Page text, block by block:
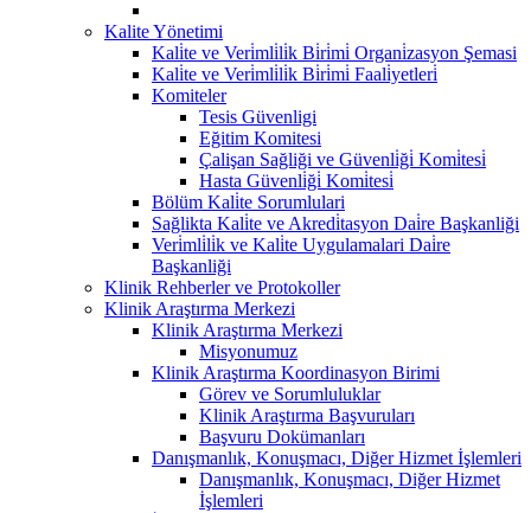
Kalite Yönetimi
Kali̇te ve Veri̇mli̇li̇k Bi̇ri̇mi̇ Organi̇zasyon Şemasi
Kali̇te ve Veri̇mli̇li̇k Bi̇ri̇mi̇ Faali̇yetleri̇
Komiteler
Tesis Güvenligi
Eğitim Komitesi
Çalişan Sağliği ve Güvenli̇ği̇ Komi̇tesi̇
Hasta Güvenli̇ği̇ Komi̇tesi̇
Bölüm Kali̇te Sorumlulari
Sağlikta Kali̇te ve Akredi̇tasyon Dai̇re Başkanliği
Veri̇mli̇li̇k ve Kali̇te Uygulamalari Dai̇re
Başkanliği
Klinik Rehberler ve Protokoller
Klinik Araştırma Merkezi
Klinik Araştırma Merkezi
Misyonumuz
Klinik Araştırma Koordinasyon Birimi
Görev ve Sorumluluklar
Klinik Araştırma Başvuruları
Başvuru Dokümanları
Danışmanlık, Konuşmacı, Diğer Hizmet İşlemleri
Danışmanlık, Konuşmacı, Diğer Hizmet
İşlemleri